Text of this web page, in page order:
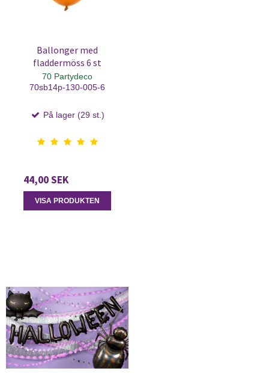
Ballonger med
fladdermöss 6 st
70 Partydeco
70sb14p-130-005-6
På lager (29 st.)
44,00 SEK
VISA PRODUKTEN